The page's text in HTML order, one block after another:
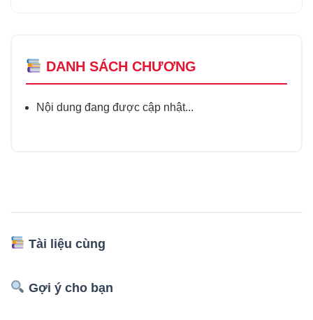
DANH SÁCH CHƯƠNG
Nội dung đang được cập nhật...
Tài liệu cùng
Gợi ý cho bạn